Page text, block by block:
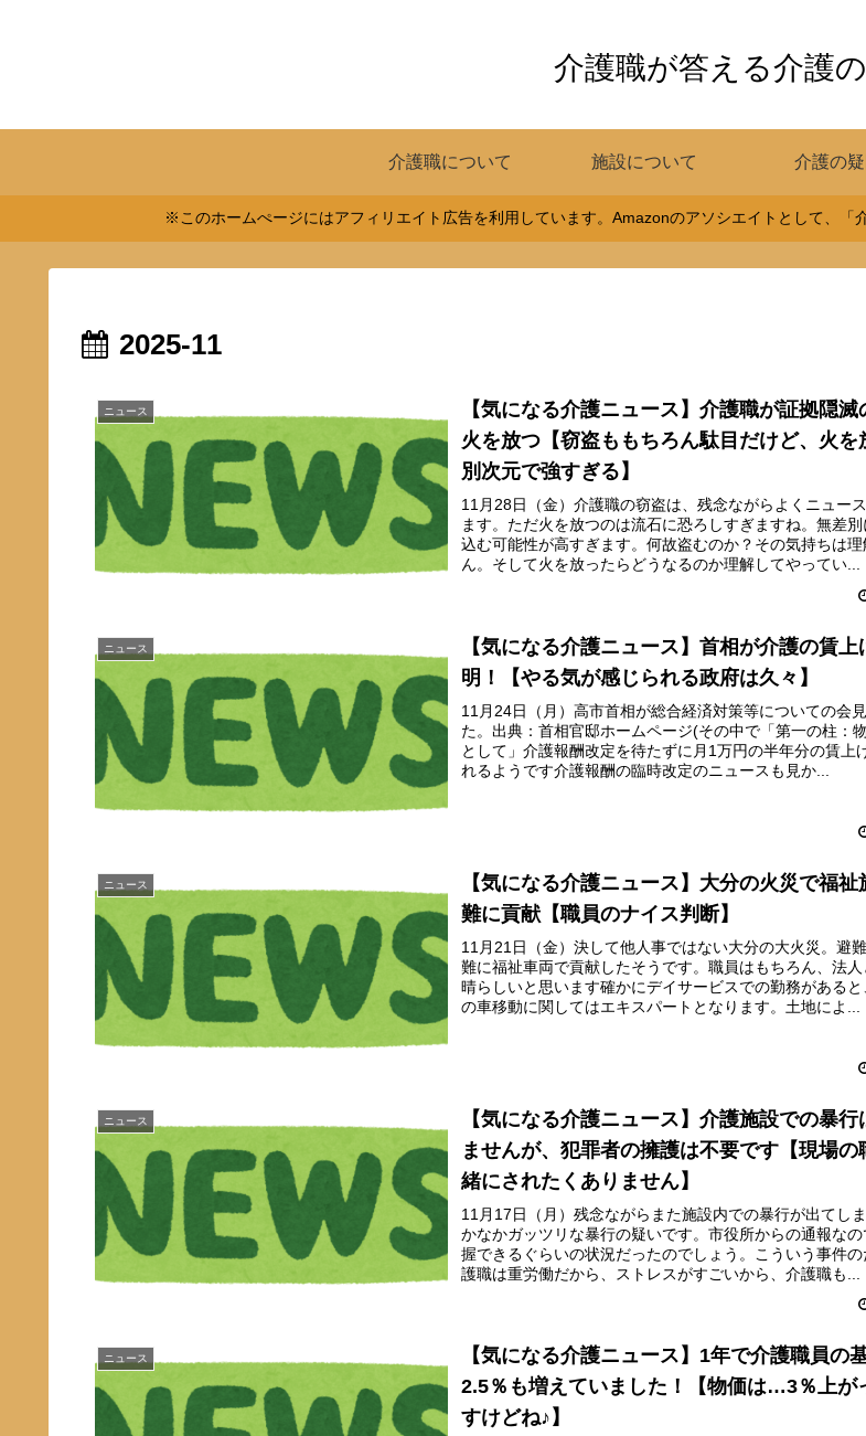
介護職が答える介護
介護職について 施設について 介護の
※このホームぺージにはアフィリエイト広告を利用しています。Amazonのアソシエイトとして、「
2025-11
ニュース
【気になる介護ニュース】介護職が証拠隠滅
火を放つ【窃盗ももちろん駄目だけど、火を
別次元で強すぎる】
11月28日（金）介護職の窃盗は、残念ながらよくニュー
ます。ただ火を放つのは流石に恐ろしすぎますね。無差別
込む可能性が高すぎます。何故盗むのか？その気持ちは
ん。そして火を放ったらどうなるのか理解してやってい...
ニュース
【気になる介護ニュース】首相が介護の賃上
明！【やる気が感じられる政府は久々】
11月24日（月）高市首相が総合経済対策等についての会
た。出典：首相官邸ホームページ(その中で「第一の柱：
として」介護報酬改定を待たずに月1万円の半年分の賃上
れるようです介護報酬の臨時改定のニュースも見か...
ニュース
【気になる介護ニュース】大分の火災で福祉
難に貢献【職員のナイス判断】
11月21日（金）決して他人事ではない大分の大火災。避
難に福祉車両で貢献したそうです。職員はもちろん、法
晴らしいと思います確かにデイサービスでの勤務がある
の車移動に関してはエキスパートとなります。土地によ...
ニュース
【気になる介護ニュース】介護施設での暴行
ませんが、犯罪者の擁護は不要です【現場の
緒にされたくありません】
11月17日（月）残念ながらまた施設内での暴行が出てし
かなかガッツリな暴行の疑いです。市役所からの通報な
握できるぐらいの状況だったのでしょう。こういう事件
護職は重労働だから、ストレスがすごいから、介護職も...
ニュース
【気になる介護ニュース】1年で介護職員の
2.5％も増えていました！【物価は…3％上が
すけどね♪】